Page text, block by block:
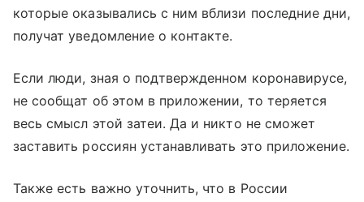
которые оказывались с ним вблизи последние дни,
получат уведомление о контакте.
Если люди, зная о подтвержденном коронавирусе,
не сообщат об этом в приложении, то теряется
весь смысл этой затеи. Да и никто не сможет
заставить россиян устанавливать это приложение.
Также есть важно уточнить, что в России